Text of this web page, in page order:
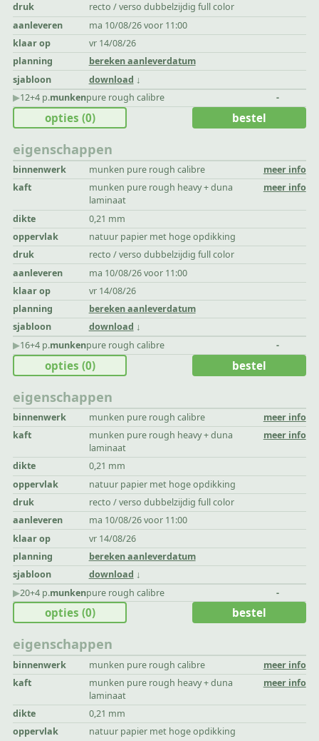
druk
recto / verso dubbelzijdig full color
aanleveren
ma 10/08/26 voor 11:00
klaar op
vr 14/08/26
planning
bereken aanleverdatum
sjabloon
download
▶︎12+4 p.munkenpure rough calibre -
eigenschappen
binnenwerk munken pure rough calibre
meer info
kaft
munken pure rough heavy + duna
laminaat
meer info
dikte
0,21 mm
oppervlak
natuur papier met hoge opdikking
druk
recto / verso dubbelzijdig full color
aanleveren
ma 10/08/26 voor 11:00
klaar op
vr 14/08/26
planning
bereken aanleverdatum
sjabloon
download
opties (0) bestel
▶︎16+4 p.munkenpure rough calibre -
eigenschappen
binnenwerk munken pure rough calibre
meer info
kaft
munken pure rough heavy + duna
laminaat
meer info
dikte
0,21 mm
oppervlak
natuur papier met hoge opdikking
druk
recto / verso dubbelzijdig full color
aanleveren
ma 10/08/26 voor 11:00
klaar op
vr 14/08/26
planning
bereken aanleverdatum
sjabloon
download
opties (0) bestel
▶︎20+4 p.munkenpure rough calibre -
eigenschappen
binnenwerk munken pure rough calibre
meer info
kaft
munken pure rough heavy + duna
laminaat
meer info
dikte
0,21 mm
oppervlak
natuur papier met hoge opdikking
opties (0) bestel